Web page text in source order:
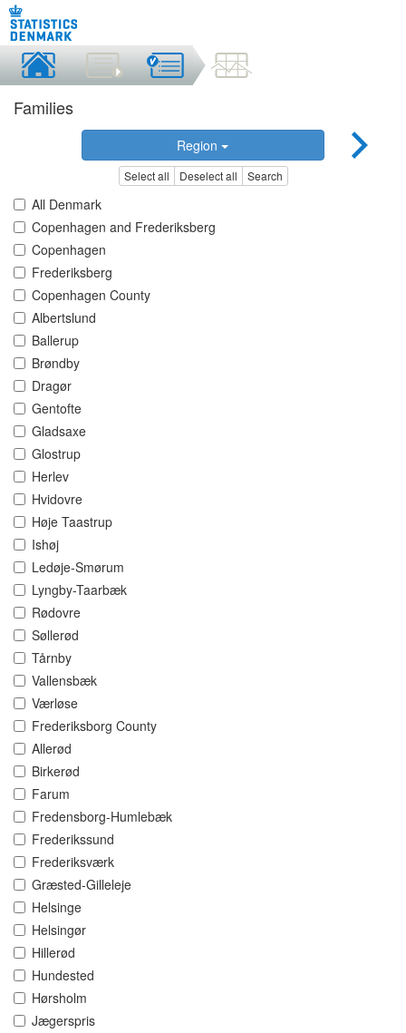
Families
Region
Select all Deselect all Search
All Denmark
Copenhagen and Frederiksberg
Copenhagen
Frederiksberg
Copenhagen County
Albertslund
Ballerup
Brøndby
Dragør
Gentofte
Gladsaxe
Glostrup
Herlev
Hvidovre
Høje Taastrup
Ishøj
Ledøje-Smørum
Lyngby-Taarbæk
Rødovre
Søllerød
Tårnby
Vallensbæk
Værløse
Frederiksborg County
Allerød
Birkerød
Farum
Fredensborg-Humlebæk
Frederikssund
Frederiksværk
Græsted-Gilleleje
Helsinge
Helsingør
Hillerød
Hundested
Hørsholm
Jægerspris